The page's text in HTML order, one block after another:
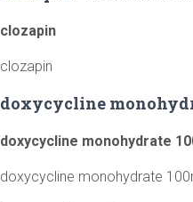
clozapin
clozapin
doxycycline
doxycycline monohydrate
doxycycline monohydrate